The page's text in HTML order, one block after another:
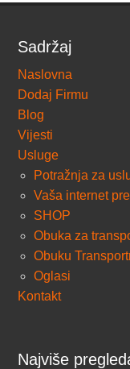
Sadržaj
Naslovna
Dodaj Firmu
Blog
Vijesti
Usluge
Potražnja za
Vaša internet
SHOP
Obuka za
Obuku
Oglasi
Kontakt
Najviše